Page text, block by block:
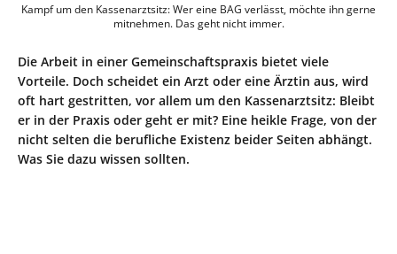
Kampf um den Kassenarztsitz: Wer eine BAG verlässt, möchte ihn gerne
mitnehmen. Das geht nicht immer.
Die Arbeit in einer Gemeinschaftspraxis bietet viele
Vorteile. Doch scheidet ein Arzt oder eine Ärztin aus, wird
oft hart gestritten, vor allem um den Kassenarztsitz: Bleibt
er in der Praxis oder geht er mit? Eine heikle Frage, von der
nicht selten die berufliche Existenz beider Seiten abhängt.
Was Sie dazu wissen sollten.